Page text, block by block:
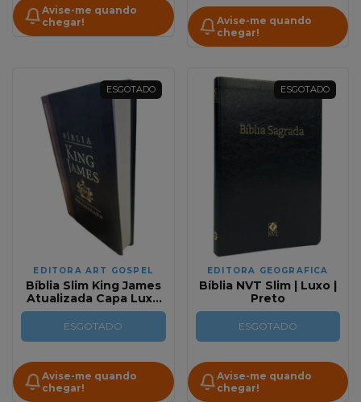
Avise-me quando
chegar!
Avise-me quando
chegar!
ESGOTADO
EDITORA ART GOSPEL
Bíblia Slim King James
Atualizada Capa Luxo
Preta/Marrom
ESGOTADO
Avise-me quando
chegar!
ESGOTADO
EDITORA GEOGRAFICA
Bíblia NVT Slim | Luxo |
Preto
ESGOTADO
Avise-me quando
chegar!